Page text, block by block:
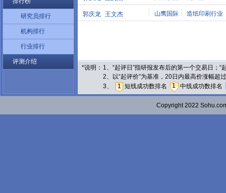
研究员排行
机构排行
行业排行
评测介绍
郭庆龙 王文杰 山鹰国际 造纸印刷行业
*说明： 1、“起评日”指研报发布后的第一个交易日；
2、以“起评价”为基准，20日内最高价涨幅
3、
1 短线成功数排名 1 中线成功数排名
Copyright 2022